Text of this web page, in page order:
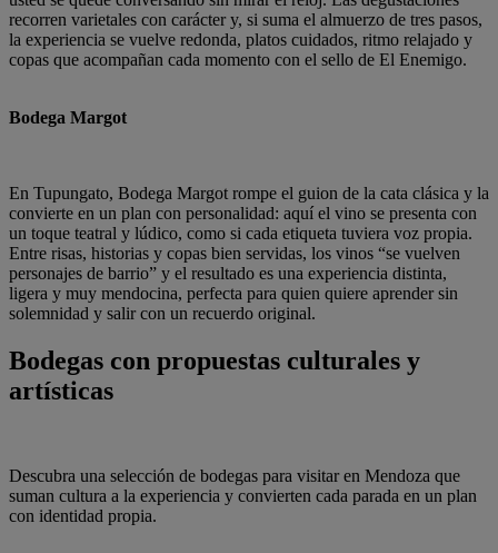
recorren varietales con carácter y, si suma el almuerzo de tres pasos,
la experiencia se vuelve redonda, platos cuidados, ritmo relajado y
copas que acompañan cada momento con el sello de El Enemigo.
Bodega Margot
En Tupungato, Bodega Margot rompe el guion de la cata clásica y la
convierte en un plan con personalidad: aquí el vino se presenta con
un toque teatral y lúdico, como si cada etiqueta tuviera voz propia.
Entre risas, historias y copas bien servidas, los vinos “se vuelven
personajes de barrio” y el resultado es una experiencia distinta,
ligera y muy mendocina, perfecta para quien quiere aprender sin
solemnidad y salir con un recuerdo original.
Bodegas con propuestas culturales y
artísticas
Descubra una selección de bodegas para visitar en Mendoza que
suman cultura a la experiencia y convierten cada parada en un plan
con identidad propia.